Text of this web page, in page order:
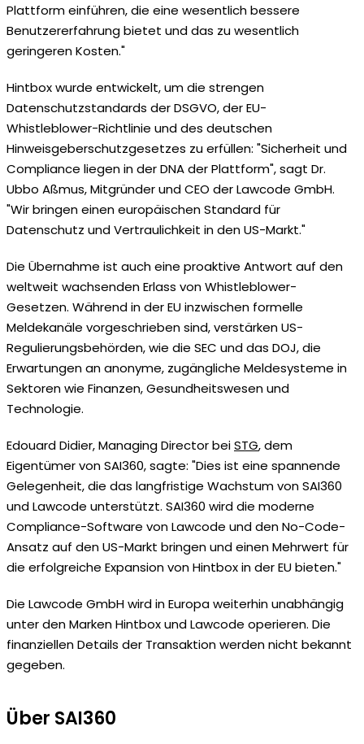
Plattform einführen, die eine wesentlich bessere
Benutzererfahrung bietet und das zu wesentlich
geringeren Kosten."
Hintbox wurde entwickelt, um die strengen
Datenschutzstandards der DSGVO, der EU-
Whistleblower-Richtlinie und des deutschen
Hinweisgeberschutzgesetzes zu erfüllen: "Sicherheit und
Compliance liegen in der DNA der Plattform", sagt Dr.
Ubbo Aßmus, Mitgründer und CEO der Lawcode GmbH.
"Wir bringen einen europäischen Standard für
Datenschutz und Vertraulichkeit in den US-Markt."
Die Übernahme ist auch eine proaktive Antwort auf den
weltweit wachsenden Erlass von Whistleblower-
Gesetzen. Während in der EU inzwischen formelle
Meldekanäle vorgeschrieben sind, verstärken US-
Regulierungsbehörden, wie die SEC und das DOJ, die
Erwartungen an anonyme, zugängliche Meldesysteme in
Sektoren wie Finanzen, Gesundheitswesen und
Technologie.
Edouard Didier, Managing Director beiSTG, dem
Eigentümer von SAI360, sagte: "Dies ist eine spannende
Gelegenheit, die das langfristige Wachstum von SAI360
und Lawcode unterstützt. SAI360 wird die moderne
Compliance-Software von Lawcode und den No-Code-
Ansatz auf den US-Markt bringen und einen Mehrwert für
die erfolgreiche Expansion von Hintbox in der EU bieten."
Die Lawcode GmbH wird in Europa weiterhin unabhängig
unter den Marken Hintbox und Lawcode operieren. Die
finanziellen Details der Transaktion werden nicht bekannt
gegeben.
Über SAI360